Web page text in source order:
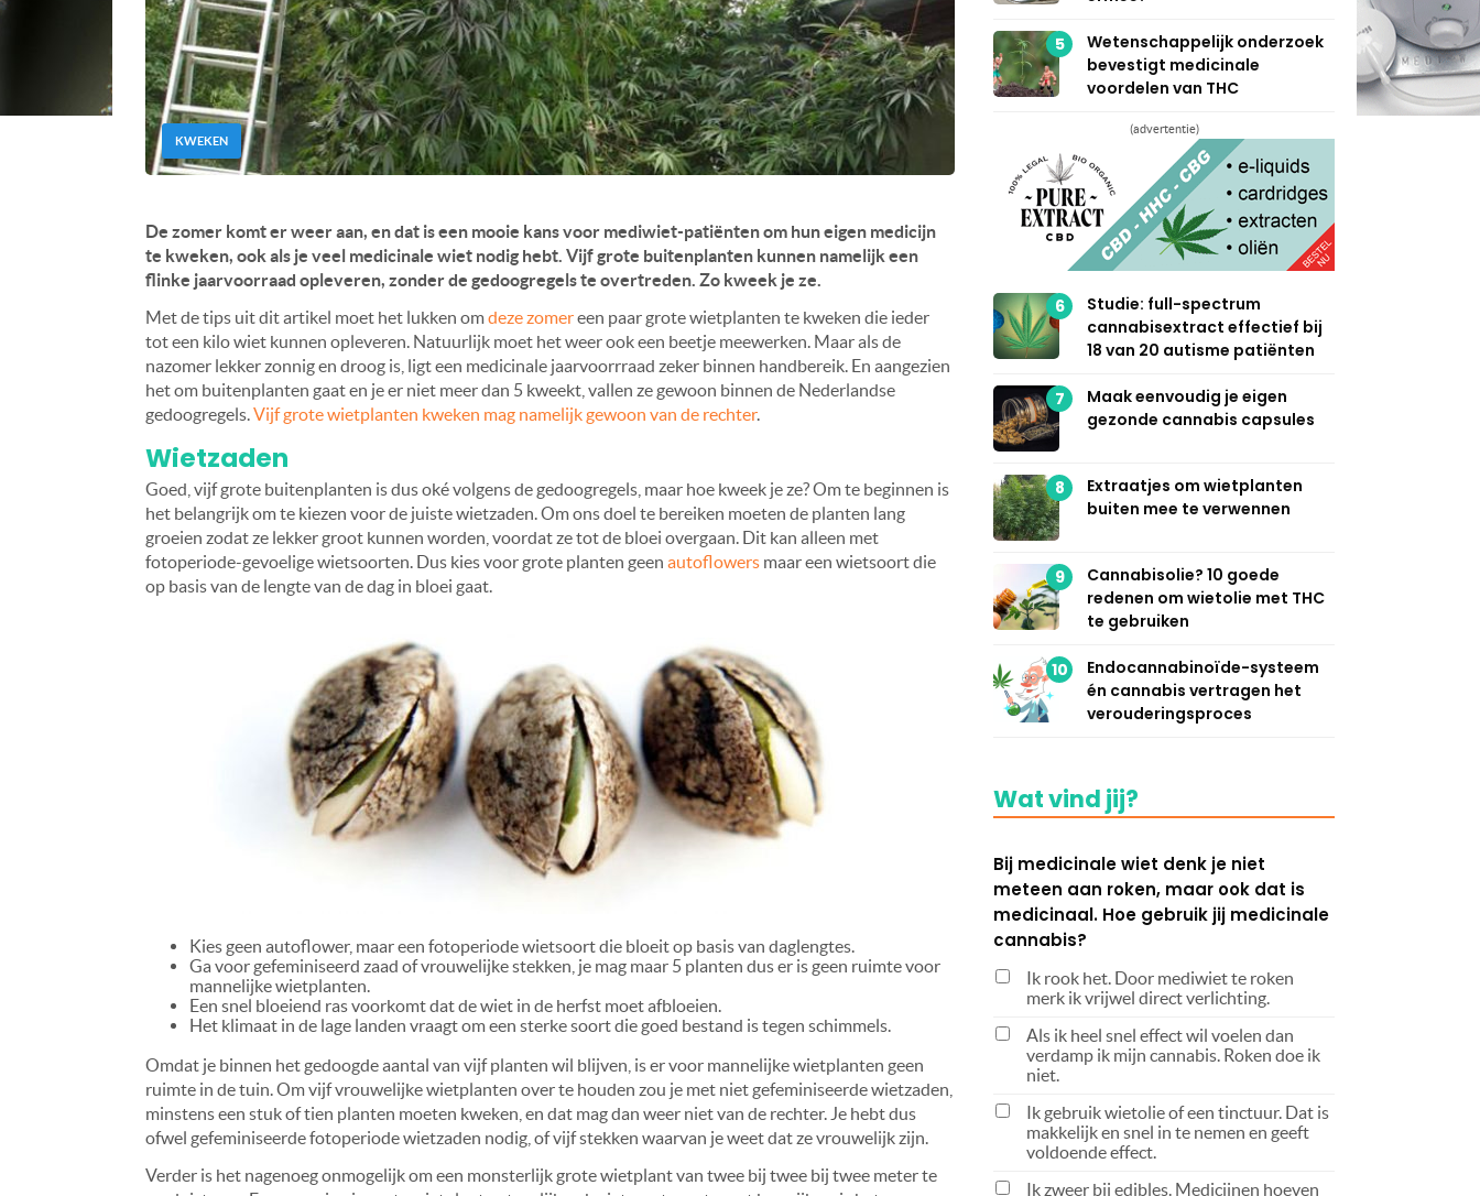
KWEKEN
De zomer komt er weer aan, en dat is een mooie kans voor mediwiet-patiënten om hun eigen medicijn
te kweken, ook als je veel medicinale wiet nodig hebt. Vijf grote buitenplanten kunnen namelijk een
flinke jaarvoorraad opleveren, zonder de gedoogregels te overtreden. Zo kweek je ze.
Met de tips uit dit artikel moet het lukken omdeze zomereen paar grote wietplanten te kweken die ieder
tot een kilo wiet kunnen opleveren. Natuurlijk moet het weer ook een beetje meewerken. Maar als de
nazomer lekker zonnig en droog is, ligt een medicinale jaarvoorrraad zeker binnen handbereik. En aangezien
het om buitenplanten gaat en je er niet meer dan 5 kweekt, vallen ze gewoon binnen de Nederlandse
gedoogregels.Vijf grote wietplanten kweken mag namelijk gewoon van de rechter.
Wietzaden
Goed, vijf grote buitenplanten is dus oké volgens de gedoogregels, maar hoe kweek je ze? Om te beginnen is
het belangrijk om te kiezen voor de juiste wietzaden. Om ons doel te bereiken moeten de planten lang
groeien zodat ze lekker groot kunnen worden, voordat ze tot de bloei overgaan. Dit kan alleen met
fotoperiode-gevoelige wietsoorten. Dus kies voor grote planten geen autoflowers maar een wietsoort die
op basis van de lengte van de dag in bloei gaat.
Kies geen autoflower, maar een fotoperiode wietsoort die bloeit op basis van daglengtes.
Ga voor gefeminiseerd zaad of vrouwelijke stekken, je mag maar 5 planten dus er is geen ruimte voor
mannelijke wietplanten.
Een snel bloeiend ras voorkomt dat de wiet in de herfst moet afbloeien.
Het klimaat in de lage landen vraagt om een sterke soort die goed bestand is tegen schimmels.
Omdat je binnen het gedoogde aantal van vijf planten wil blijven, is er voor mannelijke wietplanten geen
ruimte in de tuin. Om vijf vrouwelijke wietplanten over te houden zou je met niet gefeminiseerde wietzaden,
minstens een stuk of tien planten moeten kweken, en dat mag dan weer niet van de rechter. Je hebt dus
ofwel gefeminiseerde fotoperiode wietzaden nodig, of vijf stekken waarvan je weet dat ze vrouwelijk zijn.
Verder is het nagenoeg onmogelijk om een monsterlijk grote wietplant van twee bij twee bij twee meter te
5
Wetenschappelijk onderzoek
bevestigt medicinale
voordelen van THC
(advertentie)
6
Studie: full-spectrum
cannabisextract effectief bij
18 van 20 autisme patiënten
7
Maak eenvoudig je eigen
gezonde cannabis capsules
8
Extraatjes om wietplanten
buiten mee te verwennen
9
Cannabisolie? 10 goede
redenen om wietolie met THC
te gebruiken
10
Endocannabinoïde-systeem
én cannabis vertragen het
verouderingsproces
Wat vind jij?
Bij medicinale wiet denk je niet
meteen aan roken, maar ook dat is
medicinaal. Hoe gebruik jij medicinale
cannabis?
Ik rook het. Door mediwiet te roken
merk ik vrijwel direct verlichting.
Als ik heel snel effect wil voelen dan
verdamp ik mijn cannabis. Roken doe ik
niet.
Ik gebruik wietolie of een tinctuur. Dat is
makkelijk en snel in te nemen en geeft
voldoende effect.
Ik zweer bij edibles. Medicijnen hoeven